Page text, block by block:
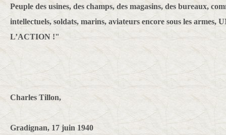
Peuple des usines, des champs, des magasins, des bureaux,
intellectuels, soldats, marins, aviateurs encore sous les armes,
L’ACTION !"
Charles Tillon,
Gradignan, 17 juin 1940